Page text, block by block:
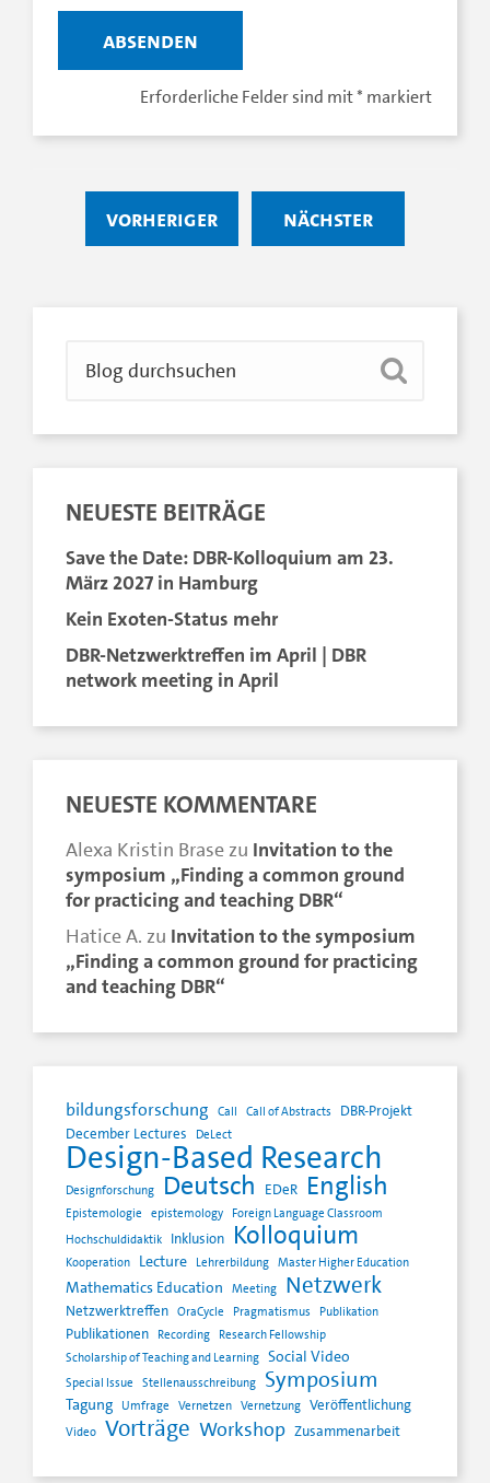
Erforderliche Felder sind mit* markiert
vorheriger nächster
NEUESTE BEITRÄGE
Save the Date: DBR-Kolloquium am 23.
März 2027 in Hamburg
Kein Exoten-Status mehr
DBR-Netzwerktreffen im April | DBR
network meeting in April
NEUESTE KOMMENTARE
Alexa Kristin Brase zu Invitation to the
symposium „Finding a common ground
for practicing and teaching DBR“
Hatice A. zu Invitation to the symposium
„Finding a common ground for practicing
and teaching DBR“
bildungsforschung Call Call of Abstracts
DBR-Projekt
December Lectures
DeLect
Design-Based Research
Designforschung Deutsch EDeR English
Epistemologie epistemology Foreign Language Classroom
Hochschuldidaktik Inklusion Kolloquium
Kooperation Lecture Lehrerbildung Master Higher Education
Mathematics Education Meeting Netzwerk
Netzwerktreffen OraCycle Pragmatismus Publikation
Publikationen Recording Research Fellowship
Scholarship of Teaching and Learning Social Video
Special Issue Stellenausschreibung Symposium
Tagung Umfrage Vernetzen Vernetzung Veröffentlichung
Video Vorträge Workshop Zusammenarbeit